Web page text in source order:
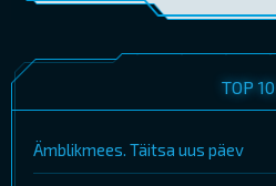
TOP 10
Ämblikmees. Täitsa uus päev